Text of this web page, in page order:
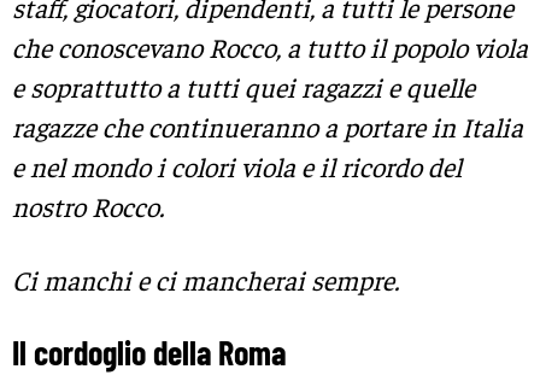
staff, giocatori, dipendenti, a tutti le persone
che conoscevano Rocco, a tutto il popolo viola
e soprattutto a tutti quei ragazzi e quelle
ragazze che continueranno a portare in Italia
e nel mondo i colori viola e il ricordo del
nostro Rocco.
Ci manchi e ci mancherai sempre.
Il cordoglio della Roma